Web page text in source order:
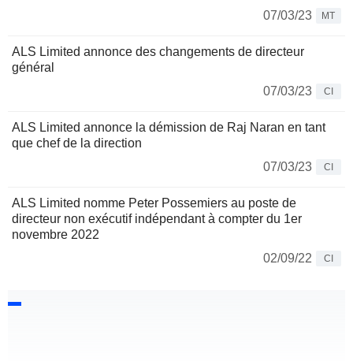
07/03/23
MT
ALS Limited annonce des changements de directeur
général
07/03/23
CI
ALS Limited annonce la démission de Raj Naran en tant
que chef de la direction
07/03/23
CI
ALS Limited nomme Peter Possemiers au poste de
directeur non exécutif indépendant à compter du 1er
novembre 2022
02/09/22
CI